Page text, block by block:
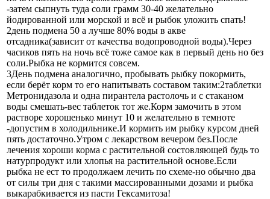
-затем сыпнуть туда соли грамм 30-40 желательно
йодированной или морской и всё и рыбок уложить спать!
2день подмена 50 а лучше 80% воды в акве
отсадника(зависит от качества водопроводной воды).Через
часиков пять на ночь всё тоже самое как в первый день но без
соли.Рыбка не кормится совсем.
3День подмена аналогично, пробывать рыбку покормить,
если берёт корм то его напитывать составом таким:2таблетки
Метронидазола и одна пирантела растолочь и с стаканом
воды смешать-вес таблеток тот же.Корм замочить в этом
растворе хорошенько минут 10 и желательно в темноте
-допустим в холодильнике.И кормить им рыбку курсом дней
пять достаточно.Утром с лекарством вечером без.После
лечения хороши корма с растительной состовляющей будь то
натурпродукт или хлопья на растительной основе.Если
рыбка не ест то продолжаем лечить по схеме-но обычно два
от силы три дня с такими массированными дозами и рыбка
выкарабкивается из пасти Гексамитоза!